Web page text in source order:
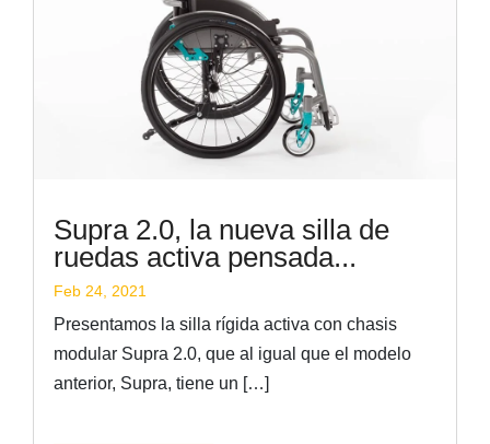
Supra 2.0, la nueva silla de
ruedas activa pensada...
Feb 24, 2021
Presentamos la silla rígida activa con chasis
modular Supra 2.0, que al igual que el modelo
anterior, Supra, tiene un […]